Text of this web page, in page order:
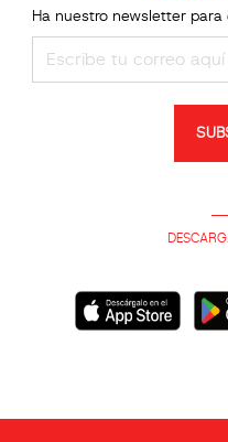
Ha nuestro newsletter